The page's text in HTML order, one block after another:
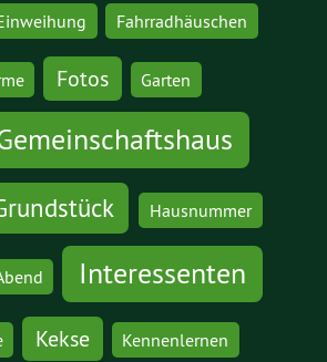
Fahrradhäuschen
Fotos Garten
Hausnummer
Interessenten
Kekse Kennenlernen